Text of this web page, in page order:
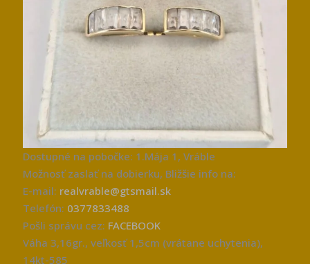
Dostupné na pobočke: 1.Mája 1, Vráble
Možnosť zaslať na dobierku, Bližšie info na:
E-mail: realvrable@gtsmail.sk
Telefón: 0377833488
Pošli správu cez: FACEBOOK
Váha 3,16gr., veľkosť 1,5cm (vrátane uchytenia),
14kt-585